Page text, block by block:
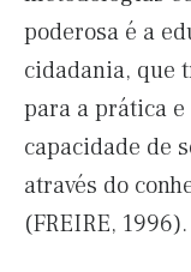
poderosa é a
cidadania, que
para a prática
capacidade de
através do
(FREIRE, 1996).